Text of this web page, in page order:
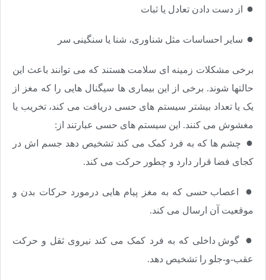
●​​​​​​​ از دست دادن تعادل یا ثبات
●​​​​​​​ سایر احساسات مثل شناوری، شنا یا سنگینی سر
برخی مشکلات زمینه ای سلامت هستند که می توانند باعث این
حالتها شوند. برخی از این بیماری ها سیگنال هایی را که مغز از
یک یا تعداد بیشتر سیستم های حسی دریافت می کند، تخریب یا
مغشوش می کنند. این سیستم های حسی عبارتند از:
●​​​​​​​ چشم ها که به فرد کمک می کند تشخیص دهد جسم اش در
کجای فضا قرار دارد و چطور حرکت می کند.
●​​​​​​​
اعصاب حسی که به مغز پیام هایی درمورد حرکات بدن و
موقعیت آن ارسال می کند.
●​​​​​​​گوش داخلی که به فرد کمک می کند نیروی ثقل و حرکت
عقب-و-جلو را تشخیص دهد.